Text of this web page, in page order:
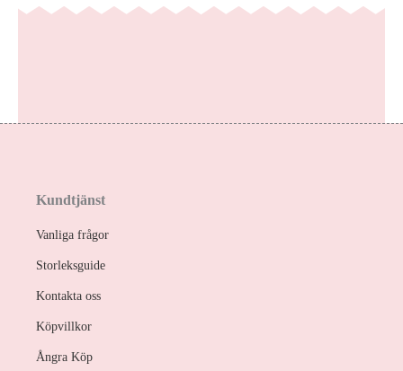
Kundtjänst
Vanliga frågor
Storleksguide
Kontakta oss
Köpvillkor
Ångra Köp